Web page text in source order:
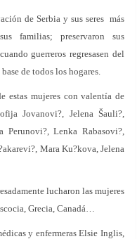
de Serbia y sus seres más
familias; preservaron sus
guerreros regresasen del
de todos los hogares.
estas mujeres con valentía de
Jovanovi?, Jelena Šauli?,
Lenka Rabasovi?,
Mara Ku?kova, Jelena
lucharon las mujeres
Grecia, Canadá…
y enfermeras Elsie Inglis,